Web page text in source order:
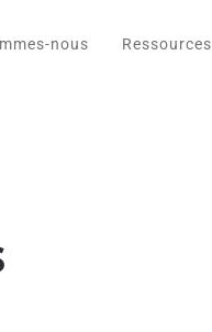
nous Ressources